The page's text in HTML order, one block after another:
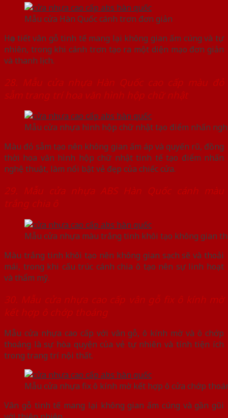
Mẫu cửa Hàn Quốc cánh trơn đơn giản
Họa tiết vân gỗ tinh tế mang lại không gian ấm cúng và tự
nhiên, trong khi cánh trơn tạo ra một diện mạo đơn giản
và thanh lịch.
28. Mẫu cửa nhựa Hàn Quốc cao cấp màu đỏ
sẫm trang trí hoa văn hình hộp chữ nhật
Mẫu cửa nhựa hình hộp chữ nhật tạo điểm nhấn
Màu đỏ sẫm tạo nên không gian ấm áp và quyến rũ, đồng
thời hoa văn hình hộp chữ nhật tinh tế tạo điểm nhấn
nghệ thuật, làm nổi bật vẻ đẹp của chiếc cửa.
29. Mẫu cửa nhựa ABS Hàn Quốc cánh màu
trắng chia ô
Mẫu cửa nhựa màu trắng tinh khôi tạo không gian
Màu trắng tinh khôi tạo nên không gian sạch sẽ và thoải
mái, trong khi cấu trúc cánh chia ô tạo nên sự linh hoạt
và thẩm mỹ.
30. Mẫu cửa nhựa cao cấp vân gỗ fix ô kính mờ
kết hợp ô chớp thoáng
Mẫu cửa nhựa cao cấp với vân gỗ, ô kính mờ và ô chớp
thoáng là sự hòa quyện của vẻ tự nhiên và tính tiện ích
trong trang trí nội thất.
Mẫu cửa nhựa fix ô kính mờ kết hợp ô cửa chớp
Vân gỗ tinh tế mang lại không gian ấm cúng và gần gũi